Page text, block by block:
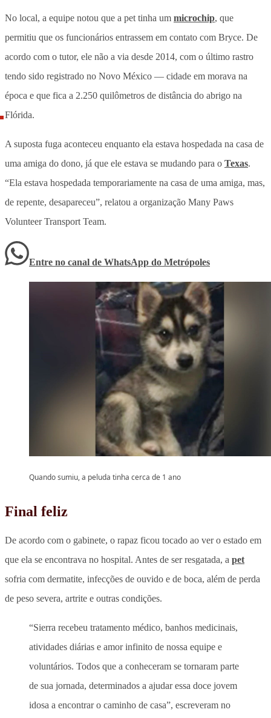
No local, a equipe notou que a pet tinha um microchip, que
permitiu que os funcionários entrassem em contato com Bryce. De
acordo com o tutor, ele não a via desde 2014, com o último rastro
tendo sido registrado no Novo México — cidade em morava na
época e que fica a 2.250 quilômetros de distância do abrigo na
Flórida.
A suposta fuga aconteceu enquanto ela estava hospedada na casa de
uma amiga do dono, já que ele estava se mudando para o Texas.
“Ela estava hospedada temporariamente na casa de uma amiga, mas,
de repente, desapareceu”, relatou a organização Many Paws
Volunteer Transport Team.
Entre no canal de WhatsApp do Metrópoles
Quando sumiu, a peluda tinha cerca de 1 ano
Final feliz
De acordo com o gabinete, o rapaz ficou tocado ao ver o estado em
que ela se encontrava no hospital. Antes de ser resgatada, a pet
sofria com dermatite, infecções de ouvido e de boca, além de perda
de peso severa, artrite e outras condições.
“Sierra recebeu tratamento médico, banhos medicinais,
atividades diárias e amor infinito de nossa equipe e
voluntários. Todos que a conheceram se tornaram parte
de sua jornada, determinados a ajudar essa doce jovem
idosa a encontrar o caminho de casa”, escreveram no